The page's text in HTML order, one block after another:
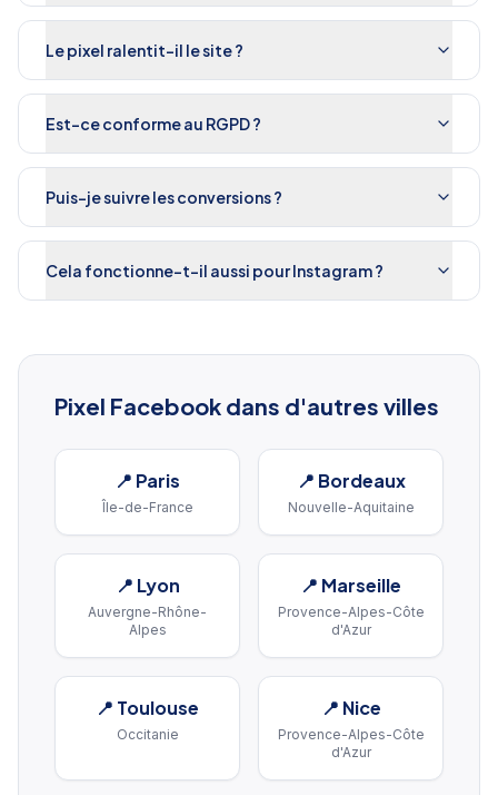
Le pixel ralentit-il le site ?
Est-ce conforme au RGPD ?
Puis-je suivre les conversions ?
Cela fonctionne-t-il aussi pour Instagram ?
Pixel Facebook dans d'autres villes
📍 Paris
Île-de-France
📍 Bordeaux
Nouvelle-Aquitaine
📍 Lyon
Auvergne-Rhône-
Alpes
📍 Marseille
Provence-Alpes-Côte
d'Azur
📍 Toulouse
Occitanie
📍 Nice
Provence-Alpes-Côte
d'Azur